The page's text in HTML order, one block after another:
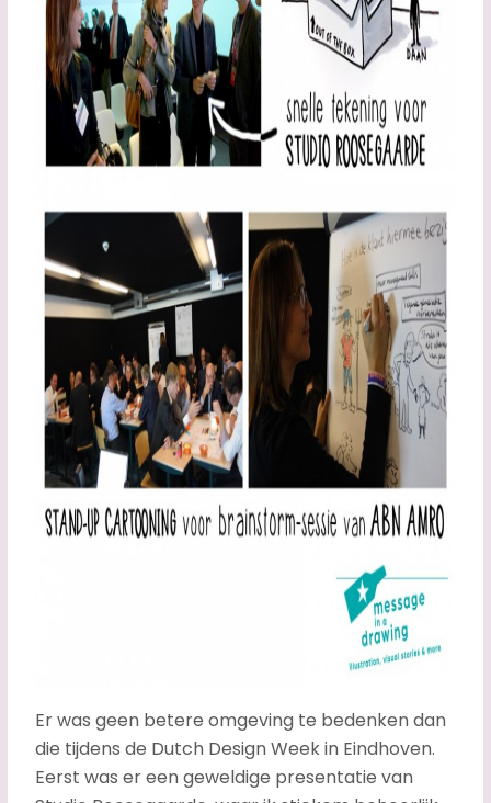
Er was geen betere omgeving te bedenken dan
die tijdens de Dutch Design Week in Eindhoven.
Eerst was er een geweldige presentatie van